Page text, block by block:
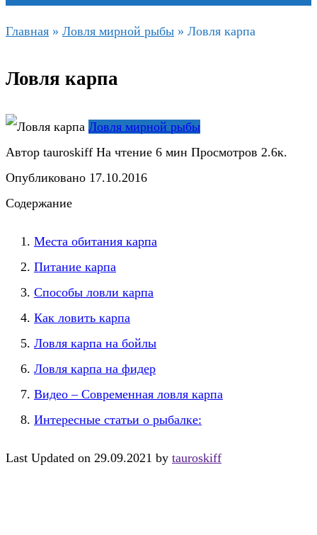
Главная » Ловля мирной рыбы » Ловля карпа
Ловля карпа
Ловля мирной рыбы
Автор tauroskiff На чтение 6 мин Просмотров 2.6к.
Опубликовано 17.10.2016
Содержание
Места обитания карпа
Питание карпа
Способы ловли карпа
Как ловить карпа
Ловля карпа на бойлы
Ловля карпа на фидер
Видео – Современная ловля карпа
Интересные статьи о рыбалке:
Last Updated on 29.09.2021 by tauroskiff